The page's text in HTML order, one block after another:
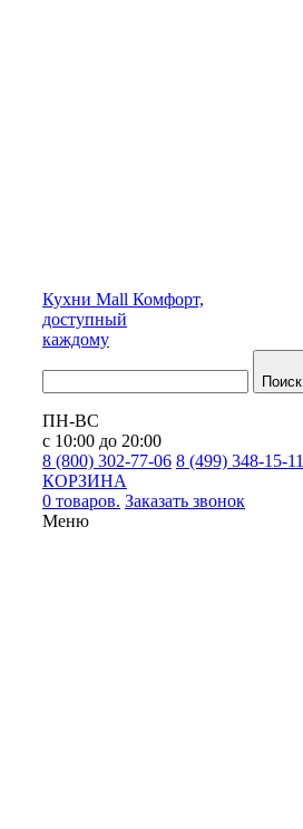
Кухни Mall Комфорт,
доступный
каждому
Поиск
ПН-ВС
с 10:00 до 20:00
8 (800) 302-77-06 8 (499) 348-15-11
КОРЗИНА
0 товаров. Заказать звонок
Меню